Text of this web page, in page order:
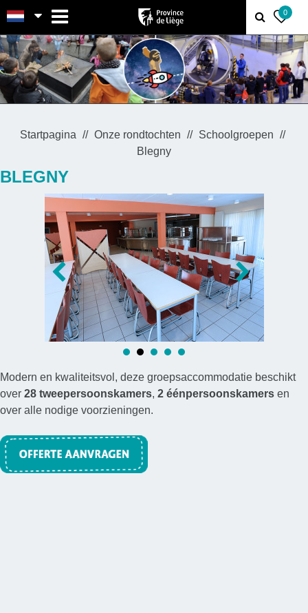
0
Startpagina Onze rondtochten
Schoolgroepen
Blegny
BLEGNY
Prev Next
Modern en kwaliteitsvol, deze groepsaccommodatie beschikt
over 28 tweepersoonskamers, 2 éénpersoonskamers en
over alle nodige voorzieningen.